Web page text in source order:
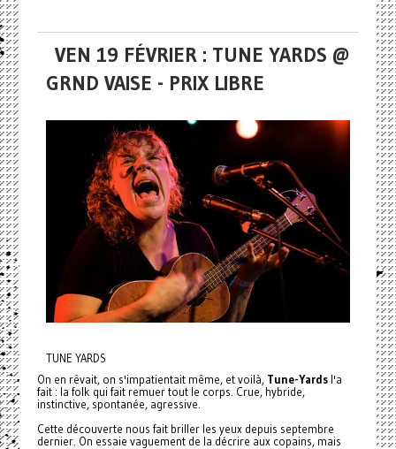
VEN 19 FÉVRIER : TUNE YARDS @
GRND VAISE - PRIX LIBRE
TUNE YARDS
On en rêvait, on s'impatientait même, et voilà, Tune-Yardsl'a
fait : la folk qui fait remuer tout le corps. Crue, hybride,
instinctive, spontanée, agressive.
Cette découverte nous fait briller les yeux depuis septembre
dernier. On essaie vaguement de la décrire aux copains, mais